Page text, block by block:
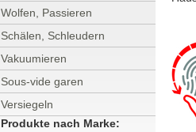
Wolfen, Passieren
Schälen, Schleudern
Vakuumieren
Sous-vide garen
Versiegeln
Produkte nach Marke: